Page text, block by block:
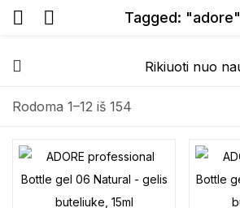
Tagged: "adore"
Rodoma 1–12 iš 154
Prisiminti slaptažodį